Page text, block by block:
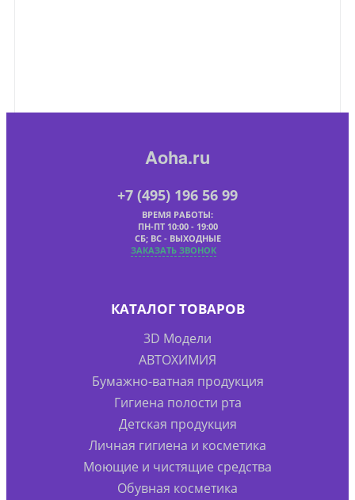
Aoha.ru
+7 (495) 196 56 99
ВРЕМЯ РАБОТЫ:
ПН-ПТ 10:00 - 19:00
СБ; ВС - ВЫХОДНЫЕ
ЗАКАЗАТЬ ЗВОНОК
КАТАЛОГ ТОВАРОВ
3D Модели
АВТОХИМИЯ
Бумажно-ватная продукция
Гигиена полости рта
Детская продукция
Личная гигиена и косметика
Моющие и чистящие средства
Обувная косметика